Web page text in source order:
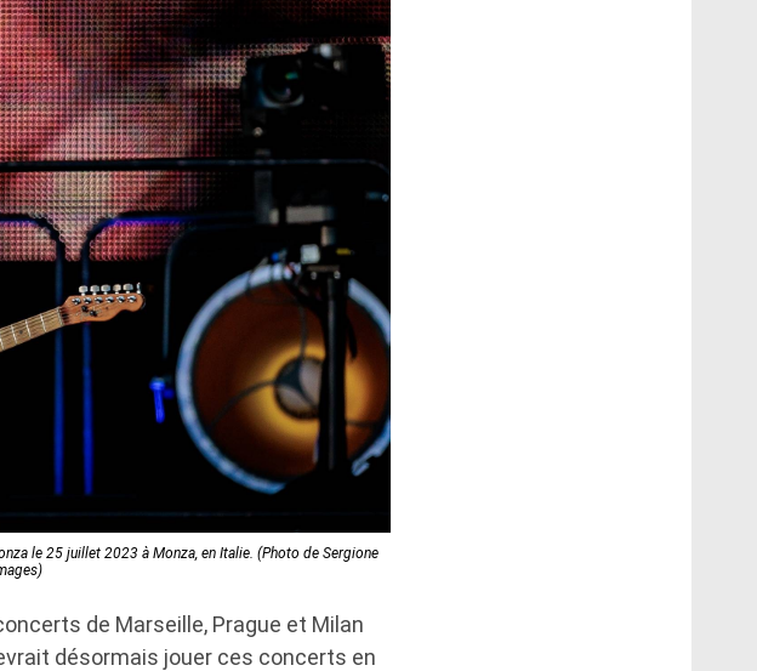
le 25 juillet 2023 à Monza, en Italie. (Photo de Sergione
de Marseille, Prague et Milan
désormais jouer ces concerts en